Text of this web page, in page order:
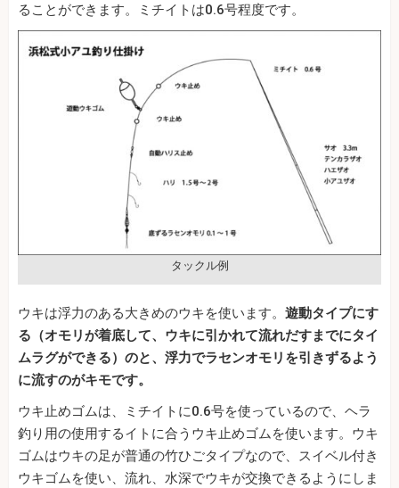
ることができます。ミチイトは0.6号程度です。
タックル例
ウキは浮力のある大きめのウキを使います。 遊動タイプにす
る（オモリが着底して、ウキに引かれて流れだすまでにタイ
ムラグができる）のと、浮力でラセンオモリを引きずるよう
に流すのがキモです。
ウキ止めゴムは、ミチイトに0.6号を使っているので、ヘラ
釣り用の使用するイトに合うウキ止めゴムを使います。ウキ
ゴムはウキの足が普通の竹ひごタイプなので、スイベル付き
ウキゴムを使い、流れ、水深でウキが交換できるようにしま